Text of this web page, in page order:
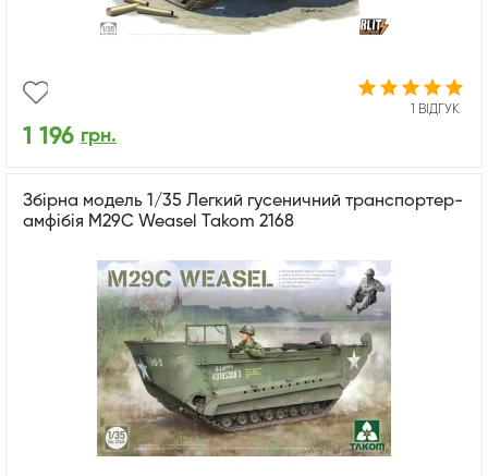
1 ВІДГУК
1 196 грн.
Збірна модель 1/35 Легкий гусеничний транспортер-
амфібія M29C Weasel Takom 2168